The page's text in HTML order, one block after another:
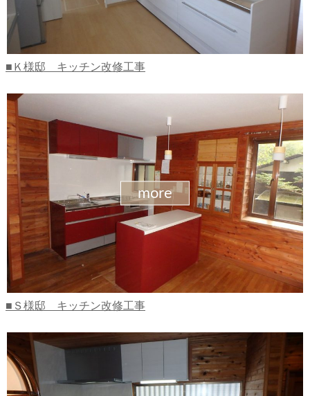
Ｋ様邸 キッチン改修工事
more
Ｓ様邸 キッチン改修工事